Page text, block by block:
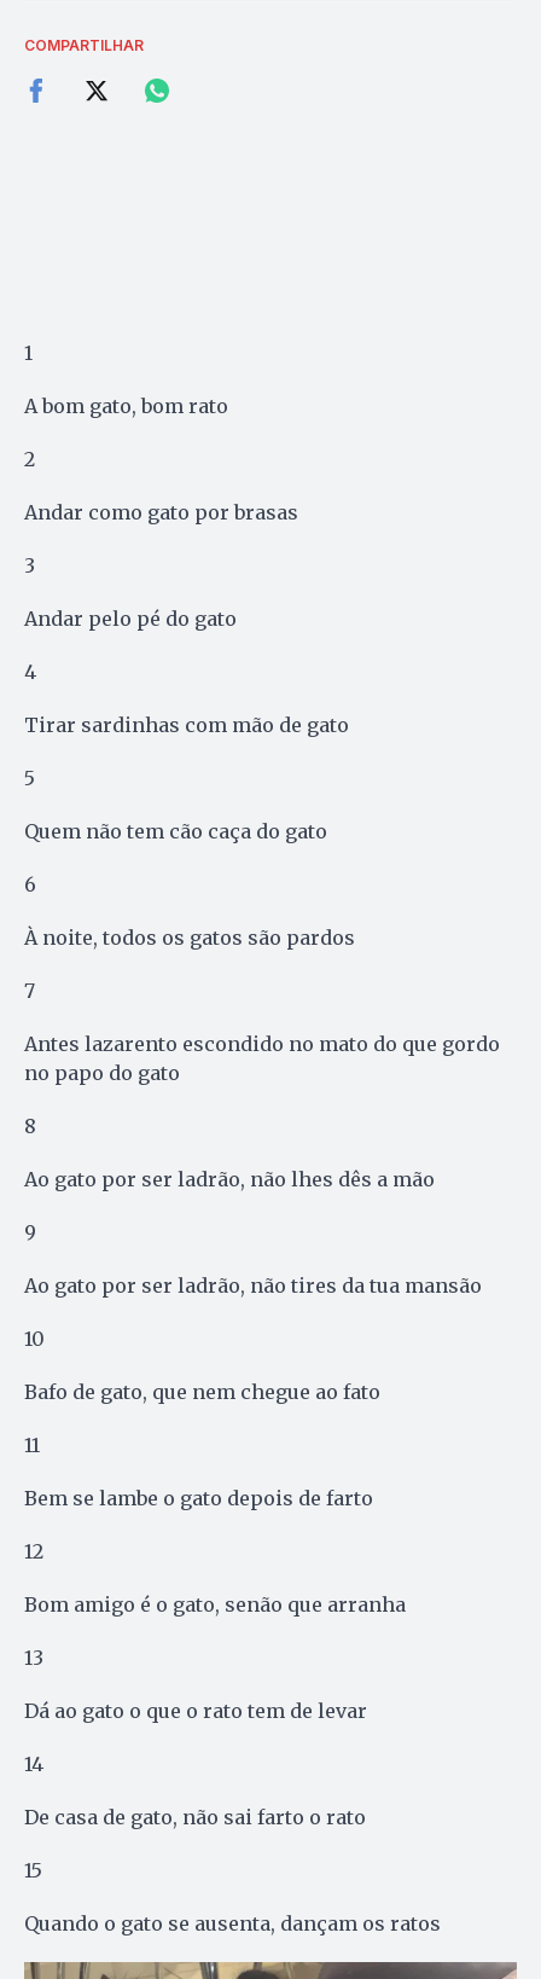
COMPARTILHAR
1
A bom gato, bom rato
2
Andar como gato por brasas
3
Andar pelo pé do gato
4
Tirar sardinhas com mão de gato
5
Quem não tem cão caça do gato
6
À noite, todos os gatos são pardos
7
Antes lazarento escondido no mato do que gordo
no papo do gato
8
Ao gato por ser ladrão, não lhes dês a mão
9
Ao gato por ser ladrão, não tires da tua mansão
10
Bafo de gato, que nem chegue ao fato
11
Bem se lambe o gato depois de farto
12
Bom amigo é o gato, senão que arranha
13
Dá ao gato o que o rato tem de levar
14
De casa de gato, não sai farto o rato
15
Quando o gato se ausenta, dançam os ratos